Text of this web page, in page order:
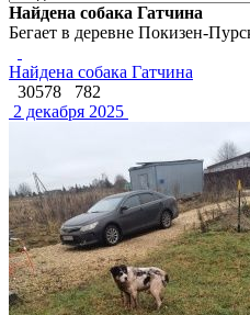
Найдена собака Гатчина
Бегает в деревне Покизен-
Найдена собака Гатчина
30578
782
2 декабря 2025